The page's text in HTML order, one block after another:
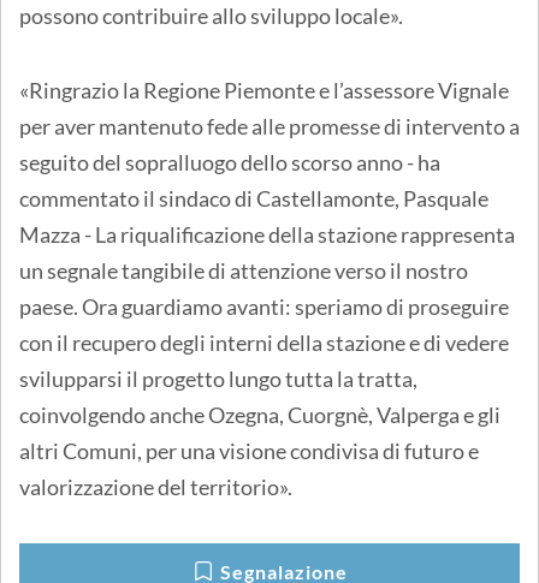
possono contribuire allo sviluppo locale».
«Ringrazio la Regione Piemonte e l’assessore Vignale
per aver mantenuto fede alle promesse di intervento a
seguito del sopralluogo dello scorso anno - ha
commentato il sindaco di Castellamonte, Pasquale
Mazza - La riqualificazione della stazione rappresenta
un segnale tangibile di attenzione verso il nostro
paese. Ora guardiamo avanti: speriamo di proseguire
con il recupero degli interni della stazione e di vedere
svilupparsi il progetto lungo tutta la tratta,
coinvolgendo anche Ozegna, Cuorgnè, Valperga e gli
altri Comuni, per una visione condivisa di futuro e
valorizzazione del territorio».
Segnalazione